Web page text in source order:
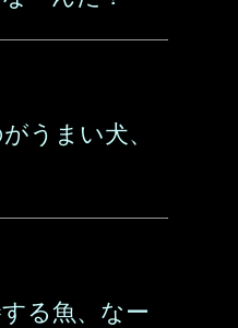
うまい犬、
る魚、なー